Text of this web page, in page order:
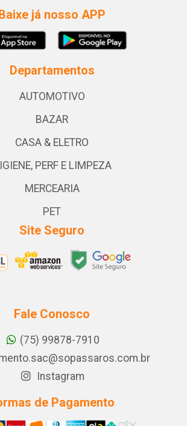
já nosso APP
Departamentos
AUTOMOTIVO
BAZAR
CASA & ELETRO
PERF E LIMPEZA
MERCEARIA
PET
Site Seguro
Fale Conosco
(75) 99878-7910
Instagram
de Pagamento